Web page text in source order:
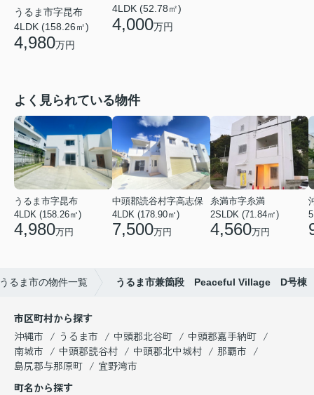
うるま市字昆布
4LDK (158.26㎡)
4,980万円
4LDK (52.78㎡)
4,000万円
よく見られている物件
うるま市字昆布
4LDK (158.26㎡)
4,980万円
中頭郡読谷村字高志保
4LDK (178.90㎡)
7,500万円
糸満市字糸満
2SLDK (71.84㎡)
4,560万円
うるま市の物件一覧 うるま市兼箇段 Peaceful Village D号棟
市区町村から探す
沖縄市
うるま市 中頭郡北谷町
中頭郡嘉手納町
南城市
中頭郡読谷村 中頭郡北中城村
那覇市
島尻郡与那原町
宜野湾市
町名から探す